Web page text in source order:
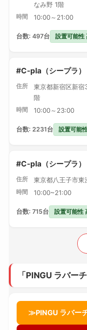
なみ野 1階
時間 10:00～21:00
台数: 497台 設置可能性
#C-pla（シープラ）
住所
東京都新宿区新宿
階
時間 10:00～23:00
台数: 2231台 設置可能
#C-pla（シープラ）
住所 東京都八王子市
時間 10:00~21:00
台数: 715台 設置可能性
「PINGU ラバー
≫PINGU ラバー